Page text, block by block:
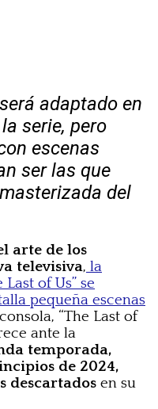
adaptado en
serie, pero
escenas
ser las que
del
arte de los
televisiva, la
of Us” se
pequeña escenas
“The Last of
ante la
temporada,
de 2024,
descartados en su